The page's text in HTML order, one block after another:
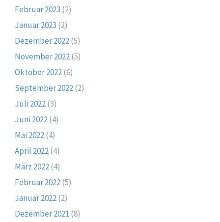
Februar 2023 (2)
Januar 2023 (2)
Dezember 2022(5)
November 2022(5)
Oktober 2022(6)
September 2022(2)
Juli 2022(3)
Juni 2022(4)
Mai 2022(4)
April 2022(4)
März 2022(4)
Februar 2022(5)
Januar 2022(2)
Dezember 2021 (8)